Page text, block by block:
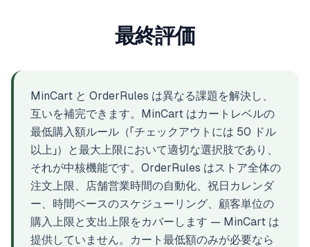
最終評価
MinCart と OrderRules は異なる課題を解決し、
互いを補完できます。MinCart はカートレベルの
最低購入額ルール（「チェックアウトには 50 ドル
以上」）と最大上限において適切な選択肢であり、
それが中核機能です。OrderRules はストア全体の
注文上限、店舗営業時間の自動化、祝日カレンダ
ー、時間ベースのスケジューリング、顧客単位の
購入上限と支出上限をカバーします — MinCart は
提供していません。カート最低額のみが必要なら